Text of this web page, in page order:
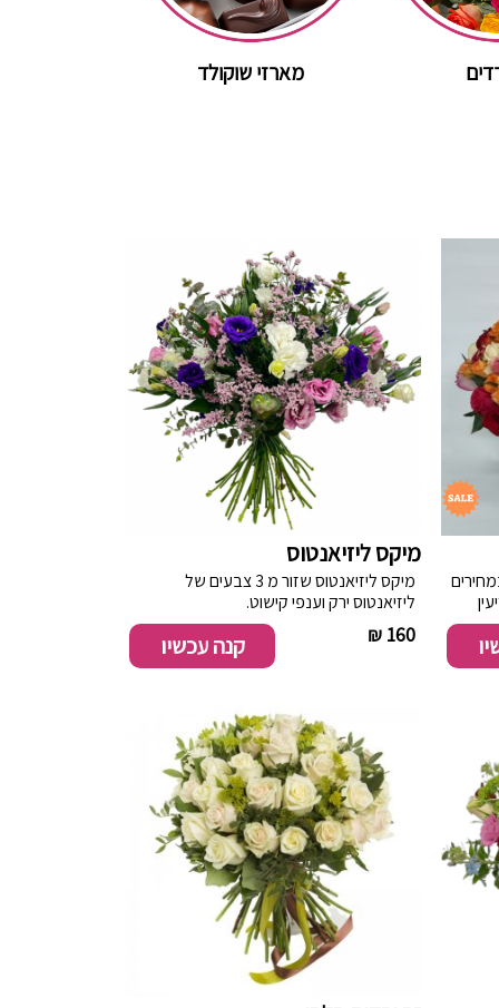
מארזי שוקולד
במחירים
מיקס ליזיאנטוס
מיקס ליזיאנטוס שזור מ 3 צבעים של
ליזיאנטוס ירק וענפי קישוט.
160 ₪ קנה עכשיו